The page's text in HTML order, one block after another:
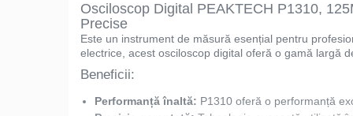
Osciloscop Digital PEAKTECH P1310,
Precise
Este un instrument de măsură esențial pentru
electrice, acest osciloscop digital oferă o gamă largă
Beneficii:
Performanță înaltă: P1310 oferă o performanță